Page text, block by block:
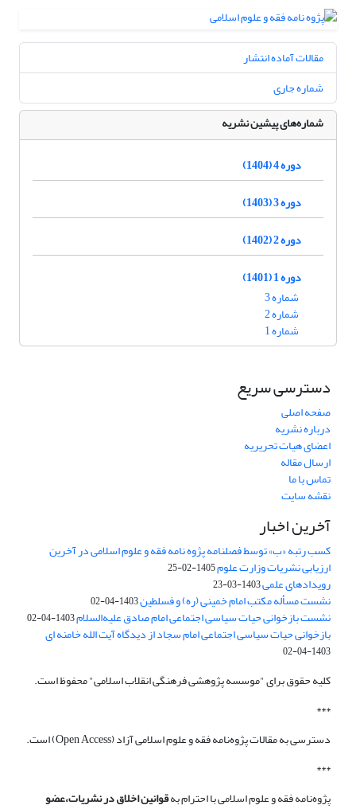
مقالات آماده انتشار
شماره جاری
شماره‌های پیشین نشریه
دوره 4 (1404)
دوره 3 (1403)
دوره 2 (1402)
دوره 1 (1401)
شماره 3
شماره 2
شماره 1
دسترسی سریع
صفحه اصلی
درباره نشریه
اعضای هیات تحریریه
ارسال مقاله
تماس با ما
نقشه سایت
آخرین اخبار
کسب رتبه «ب» توسط فصلنامه پژوه نامه فقه و علوم اسلامی در آخرین
ارزیابی نشریات وزارت علوم1405-02-25
رویدادهای علمی1403-03-23
نشست مسأله مکتب امام خمینی (ره) و فسلطین1403-04-02
نشست بازخوانی حیات سیاسی اجتماعی امام صادق علیه‌السلام1403-04-02
بازخوانی حیات سیاسی اجتماعی امام سجاد از دیدگاه آیت الله خامنه ای
1403-04-02
کلیه حقوق برای "موسسه پژوهشی فرهنگی انقلاب اسلامی" محفوظ است.
***
دسترسی به مقالات پژوه‌نامه فقه و علوم اسلامی آزاد (Open Access) است.
***
پژوه‌نامه فقه و علوم اسلامی با احترام بهقوانین اخلاق در نشریات،عضو